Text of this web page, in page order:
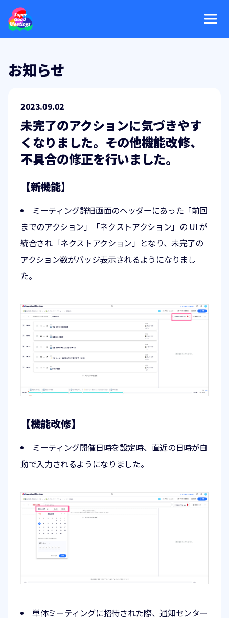
お知らせ
2023.09.02
未完了のアクションに気づきやす
くなりました。その他機能改修、
不具合の修正を行いました。
【新機能】
ミーティング詳細画面のヘッダーにあった「前回
までのアクション」「ネクストアクション」の UI が
統合され「ネクストアクション」となり、未完了の
アクション数がバッジ表示されるようになりまし
た。
【機能改修】
ミーティング開催日時を設定時、直近の日時が自
動で入力されるようになりました。
単体ミーティングに招待された際、通知センター